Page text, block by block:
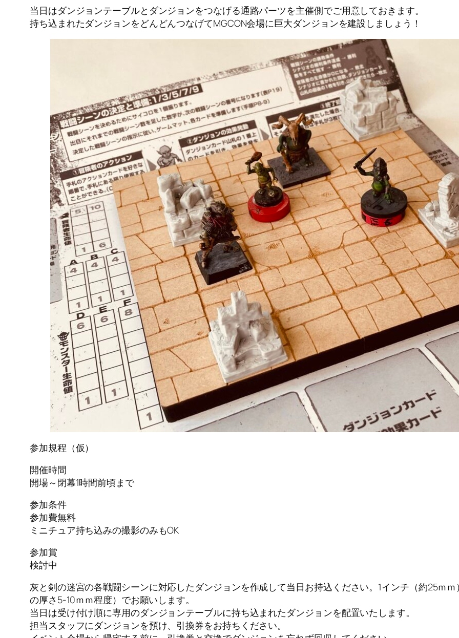
当日はダンジョンテーブルとダンジョンをつなげる通路パーツを主催側でご用意しておきます。
持ち込まれたダンジョンをどんどんつなげてMGCON会場に巨大ダンジョンを建設しましょう！
参加規程（仮）
開催時間
開場～閉幕1時間前頃まで
参加条件
参加費無料
ミニチュア持ち込みの撮影のみもOK
参加賞
検討中
灰と剣の迷宮の各戦闘シーンに対応したダンジョンを作成して当日お持込ください。1インチ（約25ｍ
の厚さ5-10ｍｍ程度）でお願いします。
当日は受け付け順に専用のダンジョンテーブルに持ち込まれたダンジョンを配置いたします。
担当スタッフにダンジョンを預け、引換券をお持ちください。